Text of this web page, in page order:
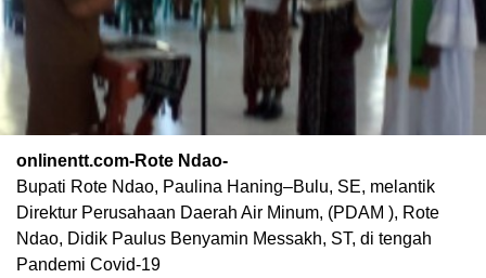
onlinentt.com-Rote Ndao-
Bupati Rote Ndao, Paulina Haning–Bulu, SE, melantik
Direktur Perusahaan Daerah Air Minum, (PDAM ), Rote
Ndao, Didik Paulus Benyamin Messakh, ST, di tengah
Pandemi Covid-19